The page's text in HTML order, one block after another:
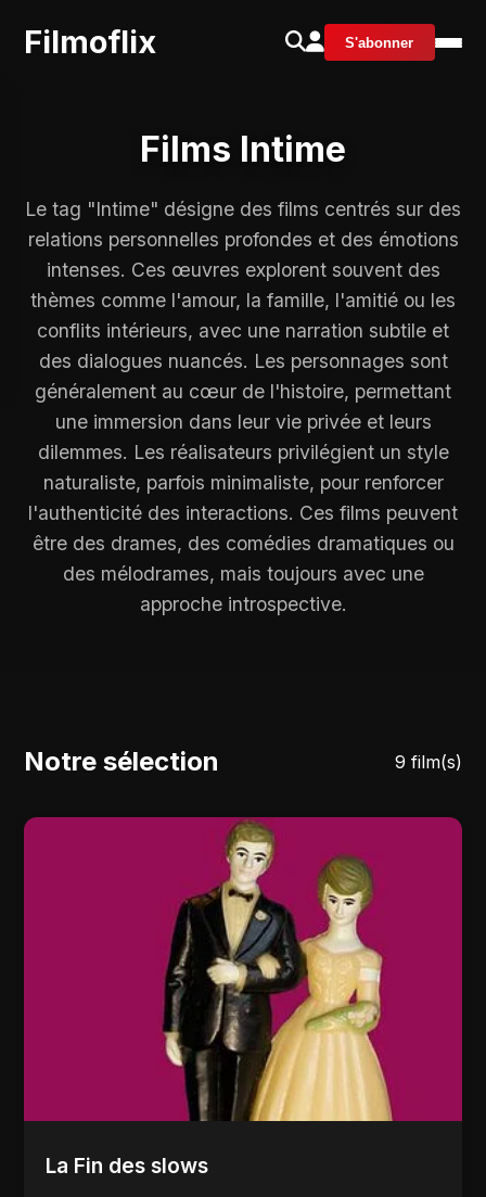
Filmoflix S'abonner
Films Intime
Le tag "Intime" désigne des films centrés sur des
relations personnelles profondes et des émotions
intenses. Ces œuvres explorent souvent des
thèmes comme l'amour, la famille, l'amitié ou les
conflits intérieurs, avec une narration subtile et
des dialogues nuancés. Les personnages sont
généralement au cœur de l'histoire, permettant
une immersion dans leur vie privée et leurs
dilemmes. Les réalisateurs privilégient un style
naturaliste, parfois minimaliste, pour renforcer
l'authenticité des interactions. Ces films peuvent
être des drames, des comédies dramatiques ou
des mélodrames, mais toujours avec une
approche introspective.
Notre sélection 9 film(s)
La Fin des slows